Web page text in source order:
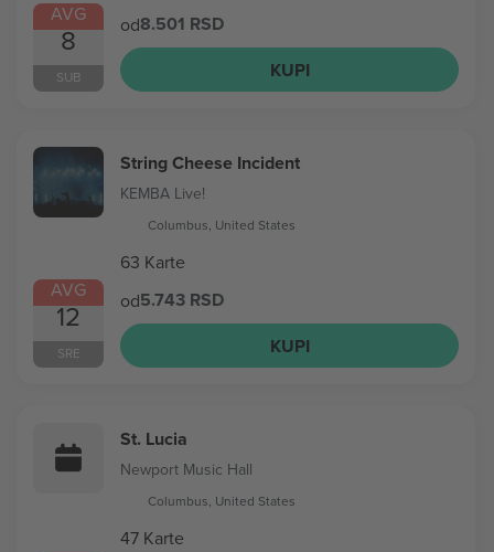
AVG
8
SUB
od8.501 RSD
KUPI
AVG
12
SRE
String Cheese Incident
KEMBA Live!
Columbus, United States
63 Karte
od5.743 RSD
KUPI
St. Lucia
Newport Music Hall
Columbus, United States
47 Karte